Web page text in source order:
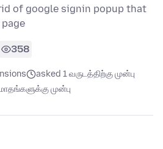
of google signin popup that
358
asked 1 வருடத்திற்கு முன்பு
முன்பு